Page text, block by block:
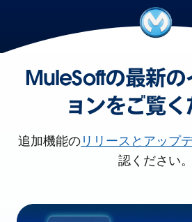
MuleSoftの最新
ョンをご覧
追加機能のリリースとアップ
認ください。